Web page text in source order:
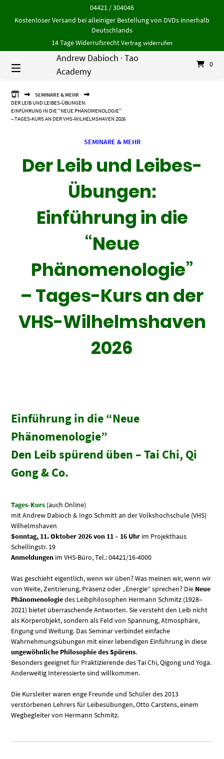
Inhalt
04421 / 304046
Kostenloser Versand bei alleiniger Bestellung von DVDs innerhalb
Deutschlands
14 Tage WiderrufsrechtVertrag widerrufen
Andrew Dabioch · Tao
Academy
0
ANDREW
DABIOCH
·
TAO
SEMINARE & MEHR
DER LEIB UND LEIBES-ÜBUNGEN:
EINFÜHRUNG IN DIE “NEUE PHÄNOMENOLOGIE”
– TAGES-KURS AN DER VHS-WILHELMSHAVEN 2026
SEMINARE & MEHR
Der Leib und Leibes-
Übungen:
Einführung in die
“Neue
Phänomenologie”
– Tages-Kurs an der
VHS-Wilhelmshaven
2026
Einführung in die “Neue
Phänomenologie”
Den Leib spürend üben – Tai Chi, Qi
Gong & Co.
Tages-Kurs (auch Online)
mit Andrew Dabioch & Ingo Schmitt an der Volkshochschule (VHS)
Wilhelmshaven
Sonntag, 11. Oktober 2026 von 11 – 16 Uhr im Projekthaus
Schellingstr. 19
Anmeldungen im VHS-Büro, Tel.: 04421/16-4000
Was geschieht eigentlich, wenn wir üben? Was meinen wir, wenn wir
von Weite, Zentrierung, Präsenz oder „Energie“ sprechen? Die Neue
Phänomenologiedes Leibphilosophen Hermann Schmitz (1928–
2021) bietet überraschende Antworten. Sie versteht den Leib nicht
als Körperobjekt, sondern als Feld von Spannung, Atmosphäre,
Engung und Weitung. Das Seminar verbindet einfache
Wahrnehmungsübungen mit einer lebendigen Einführung in diese
ungewöhnliche Philosophie des Spürens.
Besonders geeignet für Praktizierende des Tai Chi, Qigong und Yoga.
Anderweitig Interessierte sind willkommen.
Die Kursleiter waren enge Freunde und Schüler des 2013
verstorbenen Lehrers für Leibesübungen, Otto Carstens, einem
Wegbegleiter von Hermann Schmitz.